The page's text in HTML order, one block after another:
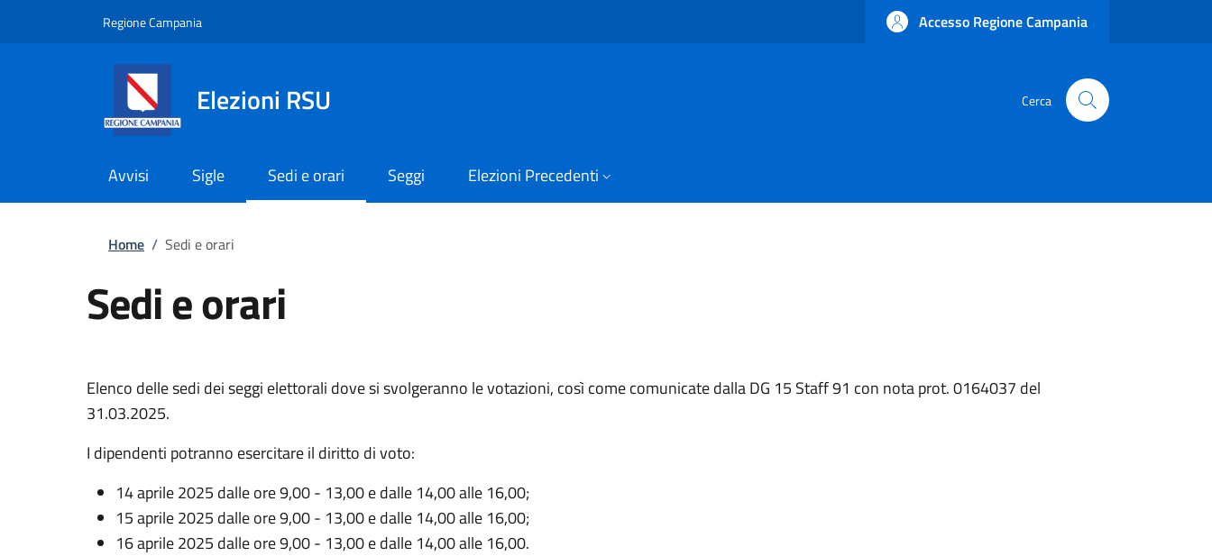
Regione Campania Accesso Regione Campania
Elezioni RSU Cerca
Avvisi Sigle Sedi e orari Seggi Elezioni Precedenti
Briciole di pane
Home / Sedi e orari
Sedi e orari
Elenco delle sedi dei seggi elettorali dove si svolgeranno le votazioni, così come comunicate dalla DG 15 Staff 91 con nota prot. 0164037 del
31.03.2025.
I dipendenti potranno esercitare il diritto di voto:
14 aprile 2025 dalle ore 9,00 - 13,00 e dalle 14,00 alle 16,00;
15 aprile 2025 dalle ore 9,00 - 13,00 e dalle 14,00 alle 16,00;
16 aprile 2025 dalle ore 9,00 - 13,00 e dalle 14,00 alle 16,00.